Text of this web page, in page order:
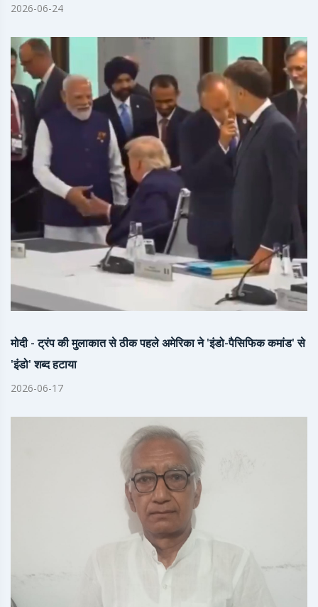
2026-06-24
मोदी - ट्रंप की मुलाकात से ठीक पहले अमेरिका ने 'इंडो-पैसिफिक कमांड' से
'इंडो' शब्द हटाया
2026-06-17